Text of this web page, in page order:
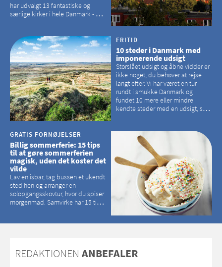
har udvalgt 13 fantastiske og
særlige kirker i hele Danmark - og
hvilke kirker, der er en omvej værd
FRITID
10 steder i Danmark med
imponerende udsigt
Storslået udsigt og åbne vidder er
ikke noget, du behøver at rejse
langt efter. Vi har været en tur
rundt i smukke Danmark og
fundet 10 mere eller mindre
kendte steder med en udsigt, som
GRATIS FORNØJELSER
Billig sommerferie: 15 tips
til at gøre sommerferien
magisk, uden det koster det
vilde
Lav en isbar, tag bussen et ukendt
sted hen og arranger en
solopgangsskovtur, hvor du spiser
morgenmad. Samvirke har 15 tips
REDAKTIONEN ANBEFALER